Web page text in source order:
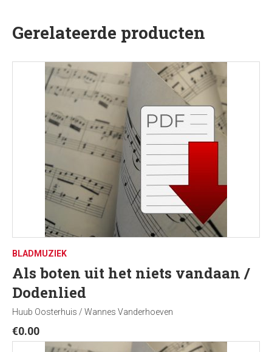
Gerelateerde producten
BLADMUZIEK
Als boten uit het niets vandaan /
Dodenlied
Huub Oosterhuis / Wannes Vanderhoeven
€0.00